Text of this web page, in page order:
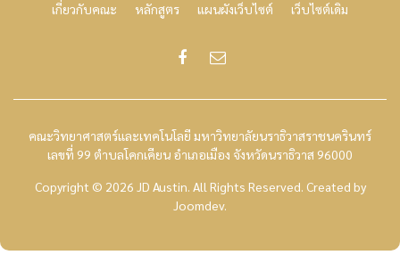
เกี่ยวกับคณะ หลักสูตร แผนผังเว็บไซต์ เว็บไซต์เดิม
คณะวิทยาศาสตร์และเทคโนโลยี มหาวิทยาลัยนราธิวาสราชนครินทร์
เลขที่ 99 ตำบลโคกเคียน อำเภอเมือง จังหวัดนราธิวาส 96000
Copyright © 2026 JD Austin. All Rights Reserved. Created by
Joomdev.